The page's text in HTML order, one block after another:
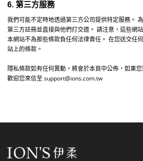
6. 第三方服務
我們可能不定時地透過第三方公司提供特定服務。
第三方註冊並直接與他們打交道。 請注意，這些網
本網站不為那些條款負任何法律責任。 在您送交任
站上的條款。
隱私條款如有任何異動，將會於本頁中公佈，如果
歡迎您來信至 support@ions.com.tw